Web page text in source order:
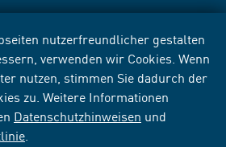
nutzerfreundlicher gestalten
verwenden wir Cookies. Wenn
nutzen, stimmen Sie dadurch der
zu. Weitere Informationen
Datenschutzhinweisen und